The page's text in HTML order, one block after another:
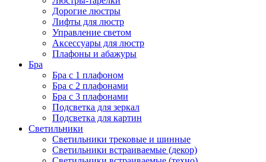
Дорогие люстры
Лифты для люстр
Управление светом
Аксессуары для люстр
Плафоны и абажуры
Бра
Бра с 1 плафоном
Бра с 2 плафонами
Бра с 3 плафонами
Подсветка для зеркал
Подсветка для картин
Светильники
Светильники трековые и шинные
Светильники встраиваемые (декор)